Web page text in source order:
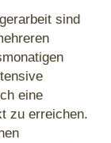
sind
eine
zu erreichen.